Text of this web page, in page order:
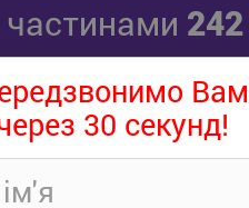
Вам
30 секунд!